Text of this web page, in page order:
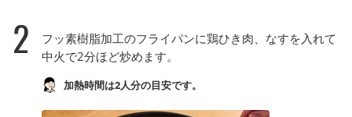
2
フッ素樹脂加工のフライパンに鶏ひき肉、なすを入れて
中火で2分ほど炒めます。
加熱時間は2人分の目安です。